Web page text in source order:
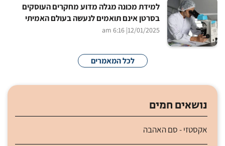
למידת מכונה מגלה מדוע מחקרים העוסקים
בסרטן אינם תואמים לנעשה בעולם האמיתי
12/01/2025
| 6:16 am
לכל המאמרים
נושאים חמים
אקסטזי - סם האהבה